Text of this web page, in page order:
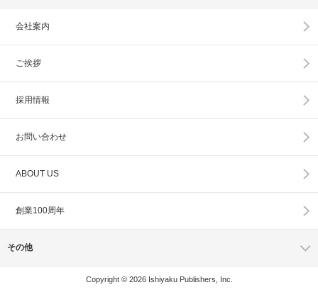
会社案内
ご挨拶
採用情報
お問い合わせ
ABOUT US
創業100周年
その他
Copyright © 2026 Ishiyaku Publishers, Inc.